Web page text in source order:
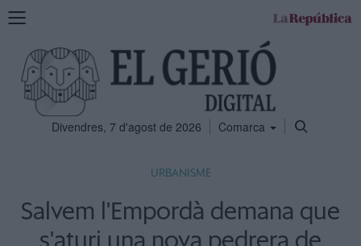
Mostra
navegació
Divendres, 7 d'agost de 2026 Comarca
URBANISME
Salvem l'Empordà demana que
s'aturi una nova pedrera de